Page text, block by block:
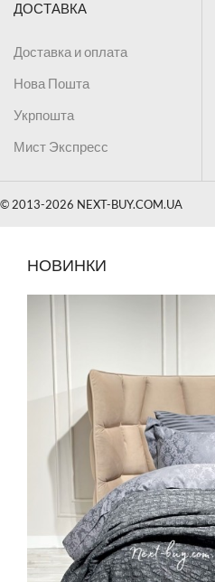
ДОСТАВКА
Доставка и оплата
Нова Пошта
Укрпошта
Мист Экспресс
© 2013-2026 NEXT-BUY.COM.UA
НОВИНКИ